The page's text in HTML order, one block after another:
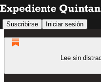
Suscribirse Iniciar sesión
Lee sin